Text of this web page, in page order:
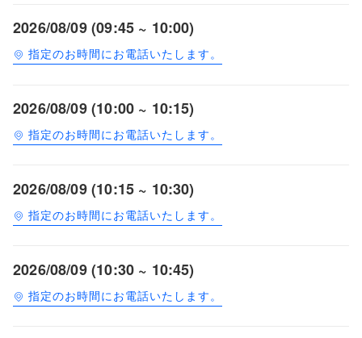
2026/08/09 (09:45 ~ 10:00)
指定のお時間にお電話いたします。
2026/08/09 (10:00 ~ 10:15)
指定のお時間にお電話いたします。
2026/08/09 (10:15 ~ 10:30)
指定のお時間にお電話いたします。
2026/08/09 (10:30 ~ 10:45)
指定のお時間にお電話いたします。